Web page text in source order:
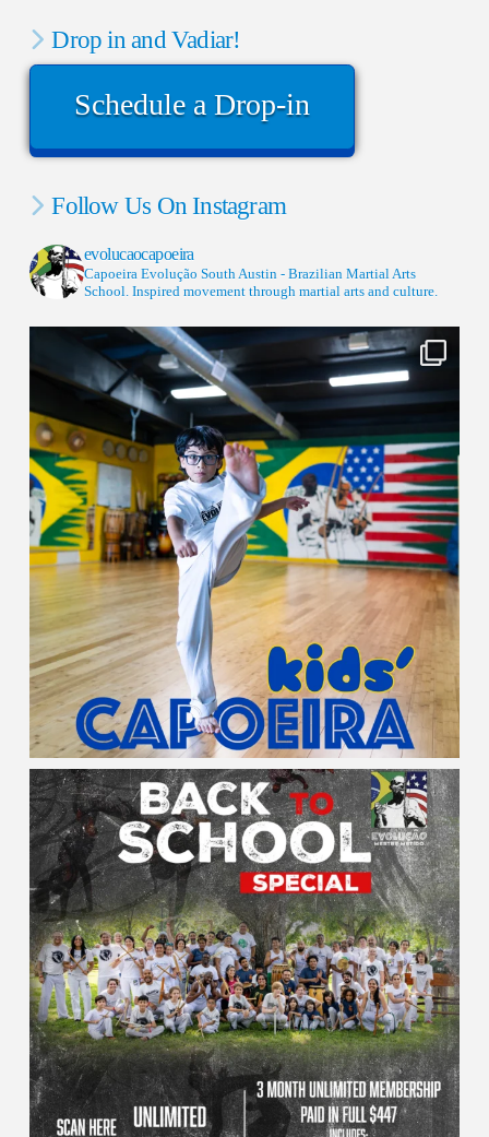
Drop in and Vadiar!
Schedule a Drop-in
Follow Us On Instagram
evolucaocapoeira
Capoeira Evolução South Austin - Brazilian Martial Arts
School. Inspired movement through martial arts and culture.